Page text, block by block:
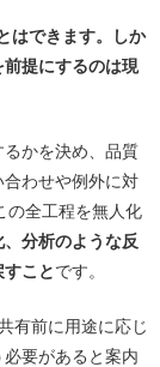
はできます。しか
提にするのは現
かを決め、品質
わせや例外に対
の全工程を無人化
分析のような反
ことです。
有前に用途に応じ
要があると案内